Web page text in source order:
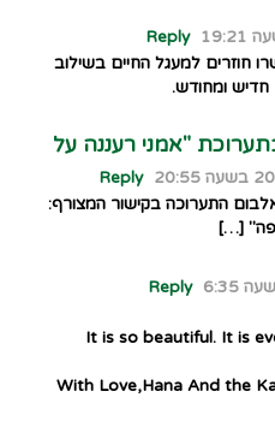
Reply
חוזרים למעגל החיים בשילוב
חדיש ומחודש.
"אמני רעננה על
Reply
התערוכה בקישור המצורף:
[…]
Reply
It is so beautiful. It is
With Love,Hana And the